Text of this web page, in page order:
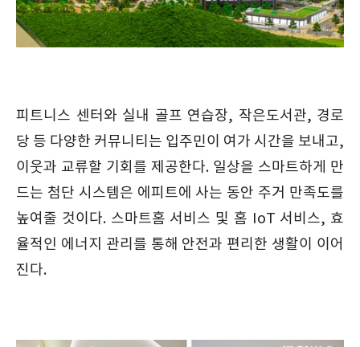
피트니스 센터와 실내 골프 연습장, 작은도서관, 경로
당 등 다양한 커뮤니티는 입주민이 여가 시간을 보내고,
이웃과 교류할 기회를 제공한다. 일상을 스마트하게 만
드는 첨단 시스템은 에피트에 사는 동안 주거 만족도를
높여줄 것이다. 스마트홈 서비스 및 홈 IoT 서비스, 효
율적인 에너지 관리를 통해 안전과 편리한 생활이 이어
진다.